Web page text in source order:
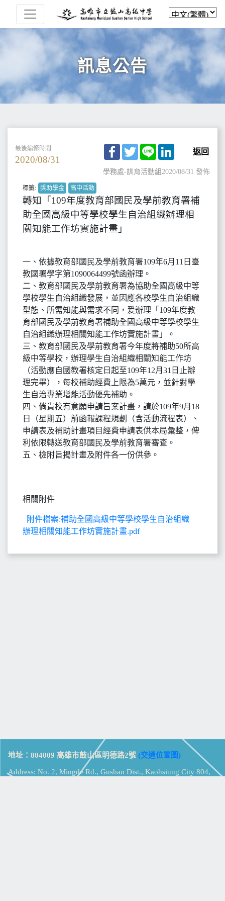
訊息公告
最後編修時間
2020/08/31
Facebook
TwitterLine LinkedIn
返回
學務處-訓育活動組2020/08/31 發佈
標籤: 獎助學金 高中活動
轉知「109年度教育部國民及學前教育署補
助全國高級中等學校學生自治組織辦理相
關知能工作坊實施計畫」
一、依據教育部國民及學前教育署109年6月11日臺
教國署學字第1090064499號函辦理。
二、教育部國民及學前教育署為協助全國高級中等
學校學生自治組織發展，並因應各校學生自治組織
型態、所需知能與需求不同，爰辦理「109年度教
育部國民及學前教育署補助全國高級中等學校學生
自治組織辦理相關知能工作坊實施計畫」。
三、教育部國民及學前教育署今年度將補助50所高
級中等學校，辦理學生自治組織相關知能工作坊
（活動應自國教署核定日起至109年12月31日止辦
理完畢），每校補助經費上限為5萬元，並針對學
生自治專業增能活動優先補助。
四、倘貴校有意願申請旨案計畫，請於109年9月18
日（星期五）前函報課程規劃（含活動流程表）、
申請表及補助計畫項目經費申請表供本局彙整，俾
利依限轉送教育部國民及學前教育署審查。
五、檢附旨揭計畫及附件各一份供參。
相關附件
附件檔案:補助全國高級中等學校學生自治組織
辦理相關知能工作坊實施計畫.pdf
地址：804009 高雄市鼓山區明德路2號 (交通位置圖)
Address: No. 2, Mingde Rd., Gushan Dist., Kaohsiung City 804,